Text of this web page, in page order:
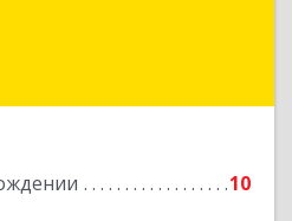
10
край, Горячий Ключ г,